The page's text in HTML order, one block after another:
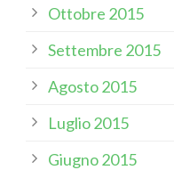
Ottobre 2015
Settembre 2015
Agosto 2015
Luglio 2015
Giugno 2015